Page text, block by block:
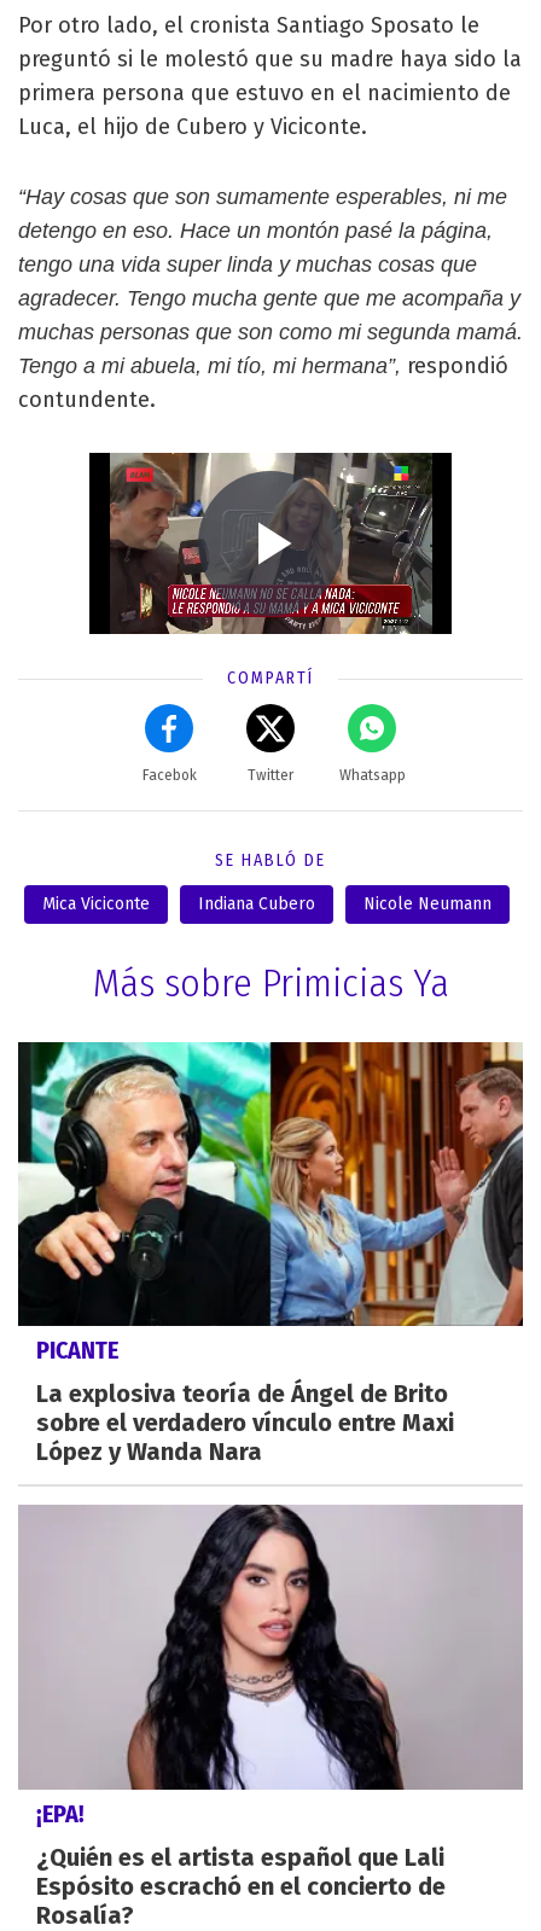
Por otro lado, el cronista Santiago Sposato le
preguntó si le molestó que su madre haya sido la
primera persona que estuvo en el nacimiento de
Luca, el hijo de Cubero y Viciconte.
“Hay cosas que son sumamente esperables, ni me
detengo en eso. Hace un montón pasé la página,
tengo una vida super linda y muchas cosas que
agradecer. Tengo mucha gente que me acompaña y
muchas personas que son como mi segunda mamá.
Tengo a mi abuela, mi tío, mi hermana”, respondió
contundente.
COMPARTÍ
Facebok Twitter Whatsapp
SE HABLÓ DE
Mica Viciconte Indiana Cubero Nicole Neumann
Más sobre Primicias Ya
PICANTE
La explosiva teoría de Ángel de Brito
sobre el verdadero vínculo entre Maxi
López y Wanda Nara
¡EPA!
¿Quién es el artista español que Lali
Espósito escrachó en el concierto de
Rosalía?